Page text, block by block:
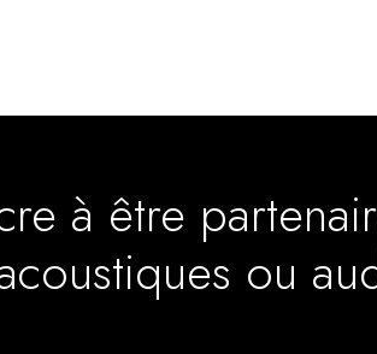
à être
ou